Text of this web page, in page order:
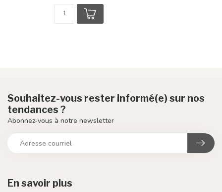
En savoir plus
Souhaitez-vous rester informé(e) sur nos
tendances ?
Abonnez-vous à notre newsletter